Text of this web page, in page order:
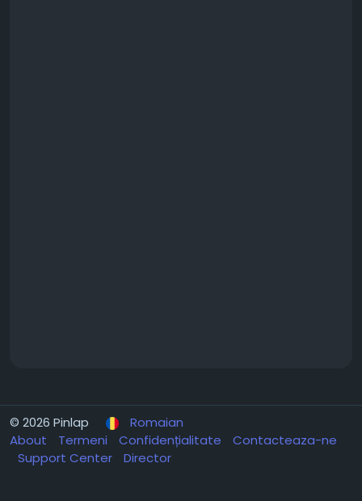
© 2026 Pinlap
Romaian
About
Termeni Confidențialitate
Contacteaza-ne
Support Center
Director